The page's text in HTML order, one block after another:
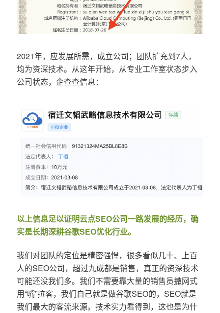
2021年，应发展所需，成立公司；团队扩充到7人，
均为资深技术。从这年开始，从专业工作室状态步入
公司状态，企查查信息：
以上信息足以证明云点SEO公司一路发展的经历，确
实是长期深耕谷歌SEO优化行业。
我们对团队的定位是精密强悍，很多看似几十、上百
人的SEO公司，超过九成都是销售，真正的资深技术
可能还没我们多。我们不需要靠大量的销售员撒网式
用“嘴”拉客，我们自己就是做谷歌SEO的，SEO就是
我们最大的客流来源。技术实力看得到，这也是为什